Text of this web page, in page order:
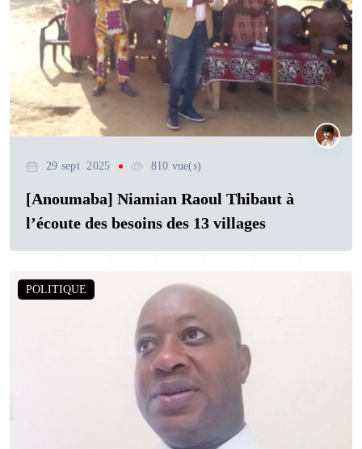
29 sept. 2025 810 vue(s)
[Anoumaba] Niamian Raoul Thibaut à
l’écoute des besoins des 13 villages
POLITIQUE